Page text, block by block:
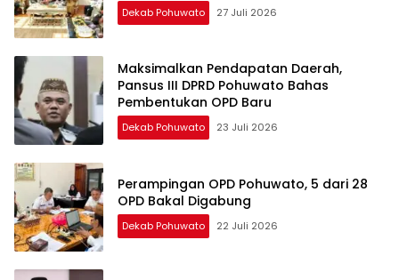
Dekab Pohuwato 27 Juli 2026
Maksimalkan Pendapatan Daerah,
Pansus III DPRD Pohuwato Bahas
Pembentukan OPD Baru
Dekab Pohuwato 23 Juli 2026
Perampingan OPD Pohuwato, 5 dari 28
OPD Bakal Digabung
Dekab Pohuwato 22 Juli 2026